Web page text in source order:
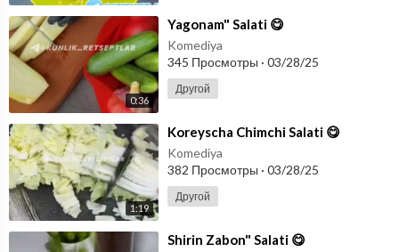
0:36
⁣Yagonam" Salati 😋
Komediya
345 Просмотры · 03/28/25
Другой
1:19
⁣Koreyscha Chimchi Salati 😋
Komediya
382 Просмотры · 03/28/25
Другой
⁣Shirin Zabon" Salati 😋